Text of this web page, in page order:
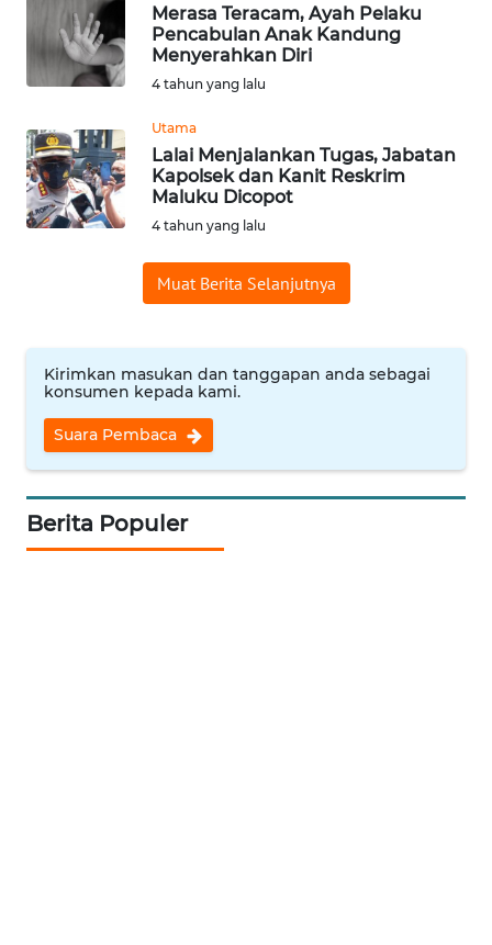
Merasa Teracam, Ayah Pelaku
Pencabulan Anak Kandung
Menyerahkan Diri
4 tahun yang lalu
Utama
Lalai Menjalankan Tugas, Jabatan
Kapolsek dan Kanit Reskrim
Maluku Dicopot
4 tahun yang lalu
Muat Berita Selanjutnya
Kirimkan masukan dan tanggapan anda sebagai
konsumen kepada kami.
Suara Pembaca
Berita Populer
SUMEDANG
WN
CIANJUR
WN
KEPULAUAN
SERIBU
WN
CIREBON
WN
INDRAMAYU